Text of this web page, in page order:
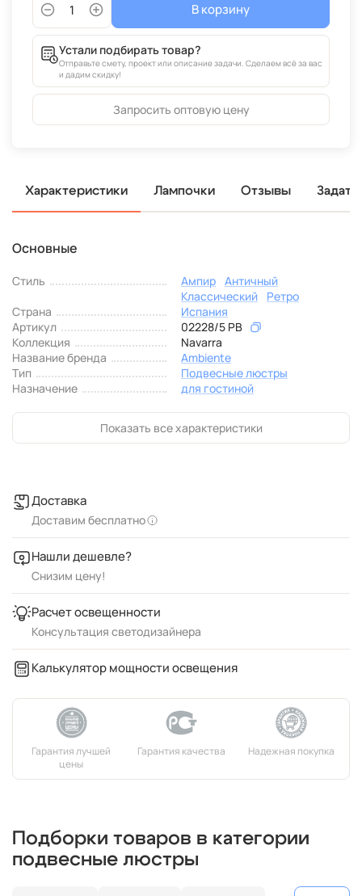
В корзину
Устали подбирать товар?
Отправьте смету, проект или описание задачи. Сделаем всё за вас
и дадим скидку!
Запросить оптовую цену
Характеристики Лампочки Отзывы
Основные
Стиль Ампир Античный
Классический
Ретро
Страна
Испания
Артикул
02228/5 PB
Коллекция
Navarra
Название бренда
Ambiente
Тип
Подвесные люстры
Назначение
для гостиной
Показать все характеристики
Доставка
Доставим бесплатно
Нашли дешевле?
Снизим цену!
Расчет освещенности
Консультация светодизайнера
Калькулятор мощности освещения
Подборки товаров в категории
подвесные люстры